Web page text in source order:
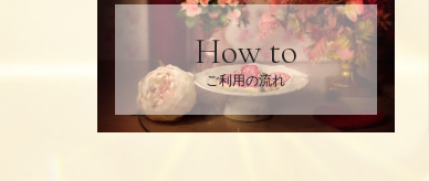
How to
ご利用の流れ